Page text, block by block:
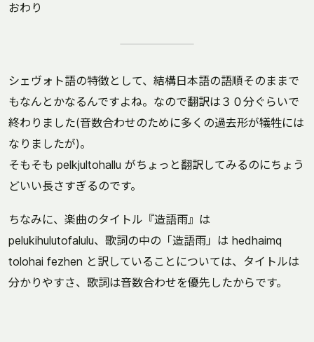
おわり
シェヴォト語の特徴として、結構日本語の語順そのままで
もなんとかなるんですよね。なので翻訳は３０分ぐらいで
終わりました(音数合わせのために多くの過去形が犠牲には
なりましたが)。
そもそも pelkjultohallu がちょっと翻訳してみるのにちょう
どいい長さすぎるのです。
ちなみに、楽曲のタイトル『造語雨』は
pelukihulutofalulu、歌詞の中の「造語雨」は hedhaimq
tolohai fezhen と訳していることについては、タイトルは
分かりやすさ、歌詞は音数合わせを優先したからです。